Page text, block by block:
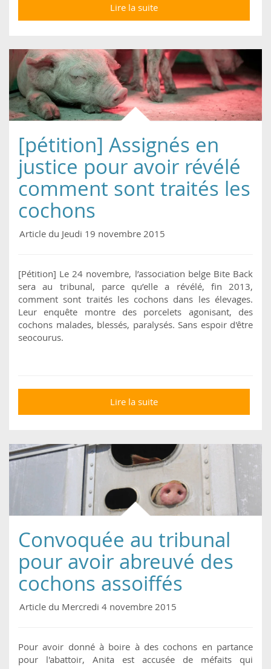
Lire la suite
amoureux des chats
[pétition] Assignés en
justice pour avoir révélé
comment sont traités les
cochons
Article du Jeudi 19 novembre 2015
[Pétition] Le 24 novembre, l’association belge Bite Back
sera au tribunal, parce qu’elle a révélé, fin 2013,
comment sont traités les cochons dans les élevages.
Leur enquête montre des porcelets agonisant, des
cochons malades, blessés, paralysés. Sans espoir d'être
seocourus.
Lire la suite
en justice pour avoir
Convoquée au tribunal
pour avoir abreuvé des
cochons assoiffés
Article du Mercredi 4 novembre 2015
Pour avoir donné à boire à des cochons en partance
pour l'abattoir, Anita est accusée de méfaits qui